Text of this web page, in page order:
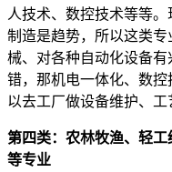
人技术、数控技术等等
制造是趋势，所以这类
械、对各种自动化设备
错，那机电一体化、数
以去工厂做设备维护、工
第四类：农林牧渔、轻
等专业